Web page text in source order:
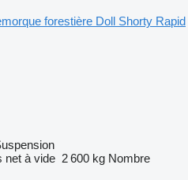
forestière Doll Shorty Rapid
net à vide 2 600 kg Nombre